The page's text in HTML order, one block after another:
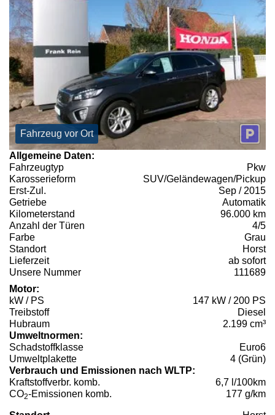
Fahrzeug vor Ort
Allgemeine Daten:
Fahrzeugtyp
Pkw
Karosserieform
SUV/Geländewagen/Pickup
Erst-Zul.
Sep / 2015
Getriebe
Automatik
Kilometerstand
96.000 km
Anzahl der Türen
4/5
Farbe
Grau
Standort
Horst
Lieferzeit
ab sofort
Unsere Nummer
111689
Motor:
kW / PS
147 kW / 200 PS
Treibstoff
Diesel
Hubraum
2.199 cm³
Umweltnormen:
Schadstoffklasse
Euro6
Umweltplakette
4 (Grün)
Verbrauch und Emissionen nach WLTP:
Kraftstoffverbr. komb.
6,7 l/100km
CO2-Emissionen komb. 177 g/km